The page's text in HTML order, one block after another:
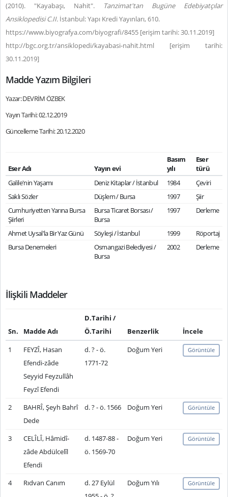
(2010). "Kayabaşı, Nahit".
Tanzimat'tan Bugüne Edebiyatçılar
Ansiklopedisi C.II. İstanbul: Yapı Kredi Yayınları, 610.
https://www.biyografya.com/biyografi/8455 [erişim tarihi: 30.11.2019]
http://bgc.org.tr/ansiklopedi/kayabasi-nahit.html [erişim tarihi:
30.11.2019]
Madde Yazım Bilgileri
Yazar: DEVRİM ÖZBEK
Yayın Tarihi: 02.12.2019
Güncelleme Tarihi: 20.12.2020
Eser Adı Yayın evi
Basım
yılı
Eser
türü
Galile'nin Yaşamı
Deniz Kitaplar / İstanbul 1984
Çeviri
Saklı Sözler
Düşlem / Bursa 1997
Şiir
Cumhuriyetten Yarına Bursa
Şiirleri
Bursa Ticaret Borsası /
Bursa
1997 Derleme
Ahmet Uysal'la Bir Yaz Günü Söyleşi / İstanbul 1999
Röportaj
Bursa Denemeleri
Osmangazi Belediyesi /
Bursa
2002 Derleme
İlişkili Maddeler
Sn. Madde Adı
D.Tarihi /
Ö.Tarihi
Benzerlik
İncele
1
FEYZÎ, Hasan
Efendi-zâde
Seyyid Feyzullâh
Feyzî Efendi
d. ? - ö.
1771-72
Doğum Yeri Görüntüle
2
BAHRÎ, Şeyh Bahrî
Dede
d. ? - ö. 1566 Doğum Yeri Görüntüle
3
CELÎLÎ, Hâmidî-
zâde Abdülcelîl
Efendi
d. 1487-88 -
ö. 1569-70
Doğum Yeri Görüntüle
4 Rıdvan Canım
d. 27 Eylül
Doğum Yılı Görüntüle